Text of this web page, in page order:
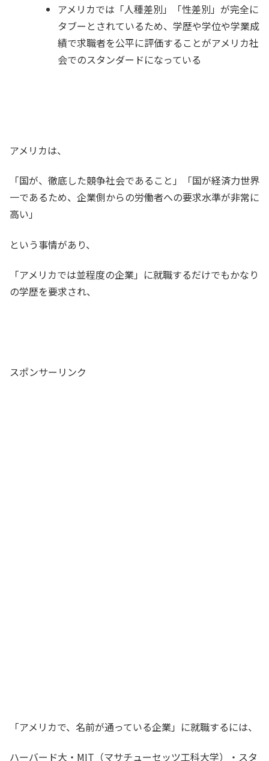
アメリカでは「人種差別」「性差別」が完全に
タブーとされているため、学歴や学位や学業成
績で求職者を公平に評価することがアメリカ社
会でのスタンダードになっている
アメリカは、
「国が、徹底した競争社会であること」「国が経済力世界
一であるため、企業側からの労働者への要求水準が非常に
高い」
という事情があり、
「アメリカでは並程度の企業」に就職するだけでもかなり
の学歴を要求され、
スポンサーリンク
「アメリカで、名前が通っている企業」に就職するには、
ハーバード大・MIT（マサチューセッツ工科大学）・スタ